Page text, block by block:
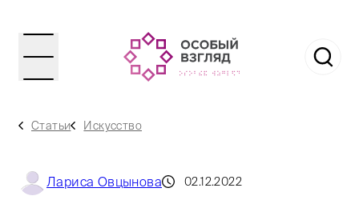
Статьи Искусство
Лариса Овцынова 02.12.2022